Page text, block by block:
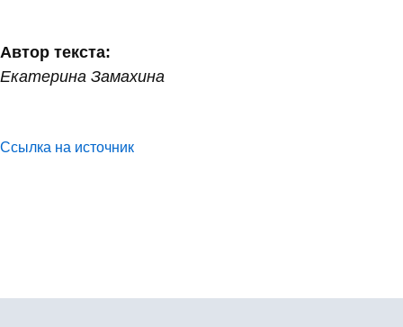
Автор текста:
Екатерина Замахина
Ссылка на источник